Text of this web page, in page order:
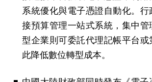
系統優化與電子憑證自動化。
接預算管理一站式系統，集中
型企業則可委託代理記帳平台
此降低數位轉型成本。